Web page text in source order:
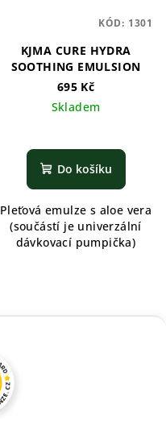
KJMA CURE HYDRA
SOOTHING EMULSION
695 Kč
Skladem
Do košíku
Pleťová emulze s aloe vera
(součástí je univerzální
dávkovací pumpička)
KÓD: 1301